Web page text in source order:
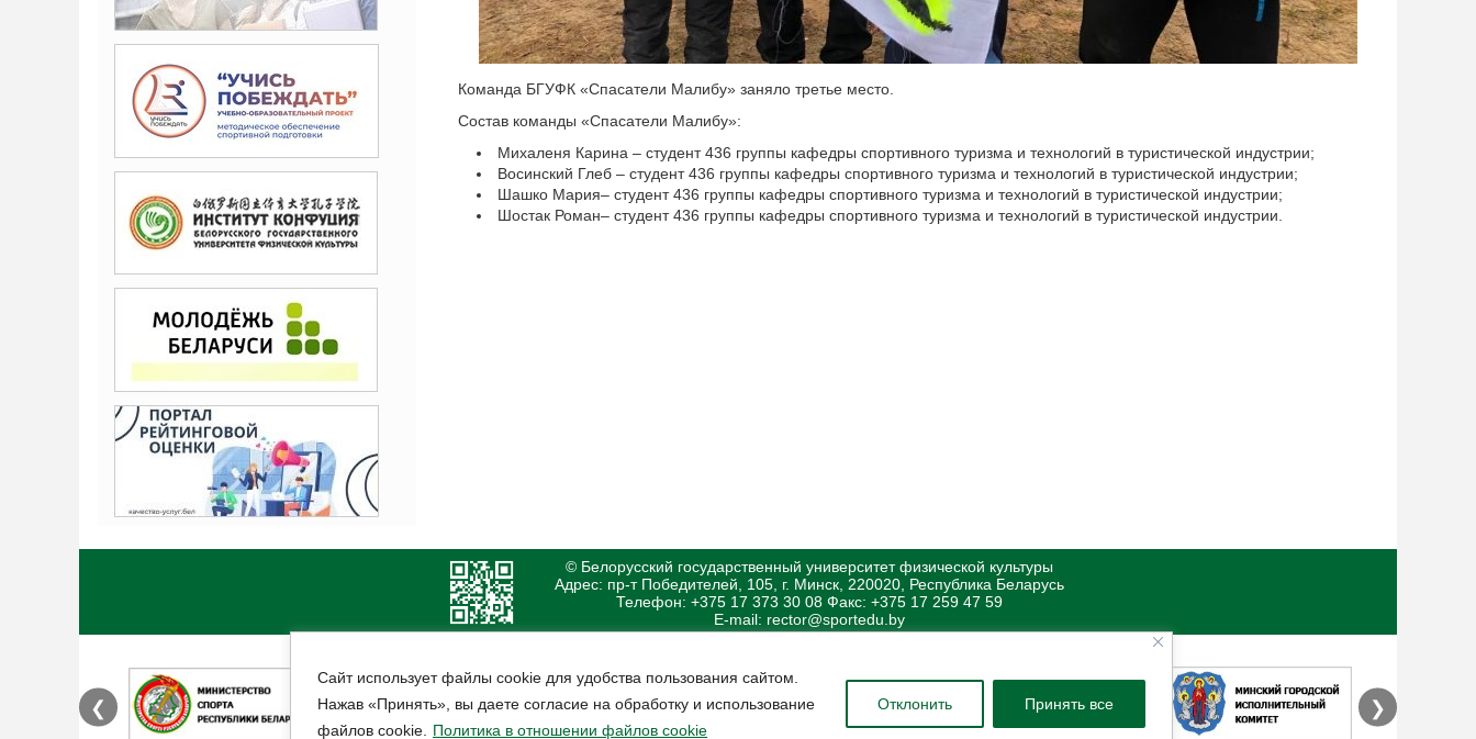
Сайт использует файлы cookie для удобства пользования сайтом.
Нажав «Принять», вы даете согласие на обработку и использование
файлов cookie.
Политика в отношении файлов cookie
Отклонить Принять все
Шашко Мария– студент 436 группы кафедры спортивного туризма и технологий в туристической индустрии;
Шостак Роман– студент 436 группы кафедры спортивного туризма и технологий в туристической индустрии.
© Белорусский государственный университет физической культуры
Адрес: пр-т Победителей, 105, г. Минск, 220020, Республика Беларусь
Телефон: +375 17 373 30 08 Факс: +375 17 259 47 59
E-mail: rector@sportedu.by
❮ ❯